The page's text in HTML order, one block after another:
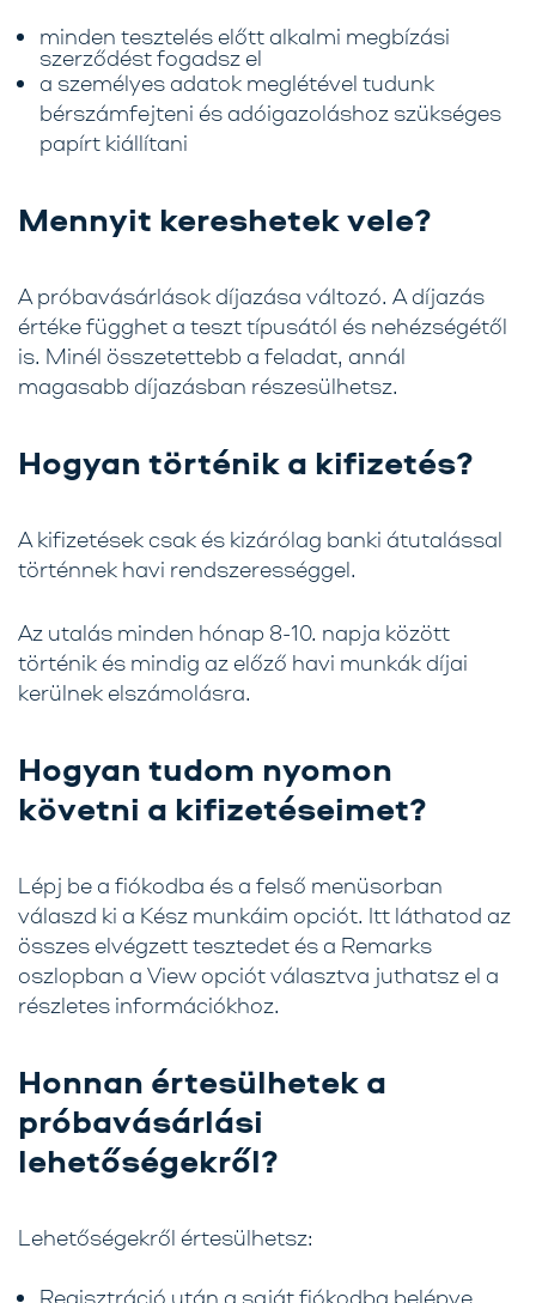
minden tesztelés előtt alkalmi megbízási
szerződést fogadsz el
a személyes adatok meglétével tudunk
bérszámfejteni és adóigazoláshoz szükséges
papírt kiállítani
Mennyit kereshetek vele?
A próbavásárlások díjazása változó. A díjazás
értéke függhet a teszt típusától és nehézségétől
is. Minél összetettebb a feladat, annál
magasabb díjazásban részesülhetsz.
Hogyan történik a kifizetés?
A kifizetések csak és kizárólag banki átutalással
történnek havi rendszerességgel.
Az utalás minden hónap 8-10. napja között
történik és mindig az előző havi munkák díjai
kerülnek elszámolásra.
Hogyan tudom nyomon
követni a kifizetéseimet?
Lépj be a fiókodba és a felső menüsorban
válaszd ki a Kész munkáim opciót. Itt láthatod az
összes elvégzett tesztedet és a Remarks
oszlopban a View opciót választva juthatsz el a
részletes információkhoz.
Honnan értesülhetek a
próbavásárlási
lehetőségekről?
Lehetőségekről értesülhetsz:
Regisztráció után a saját fiókodba belépve